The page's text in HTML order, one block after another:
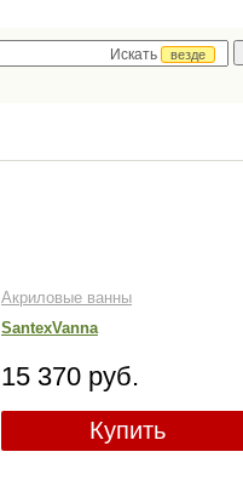
Искать
везде
Акриловые ванны
SantexVanna
15 370 руб.
Купить